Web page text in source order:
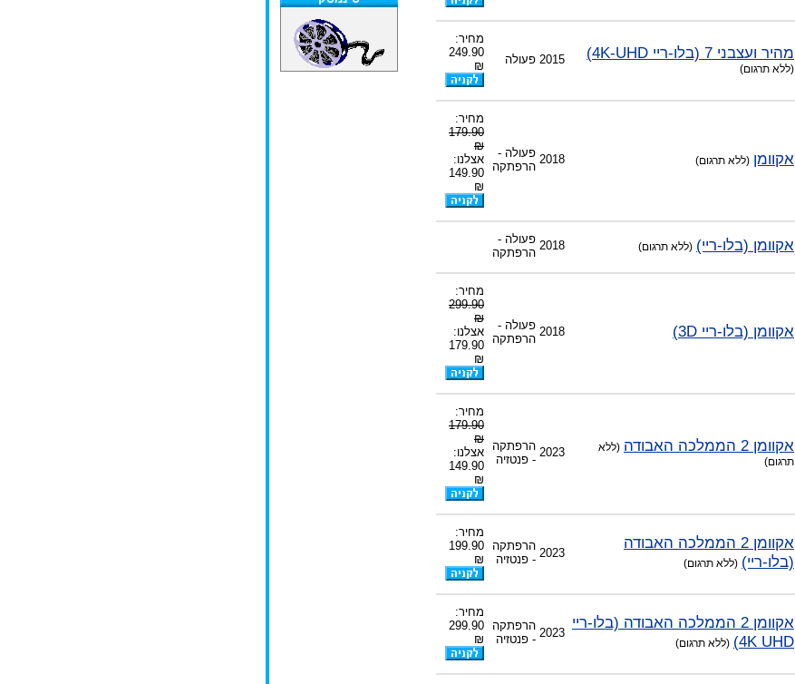
מהיר ועצבני 7 (בלו-ריי 4K-UHD)
(ללא תרגום)
2015 פעולה
מחיר:
249.90
₪
אקוומן (ללא תרגום) 2018 פעולה -
הרפתקה
מחיר:
179.90
₪
אצלנו:
149.90
₪
אקוומן (בלו-ריי) (ללא תרגום) 2018 פעולה -
הרפתקה
אקוומן (בלו-ריי 3D) 2018 פעולה -
הרפתקה
מחיר:
299.90
₪
אצלנו:
179.90
₪
אקוומן 2 הממלכה האבודה
(ללא
תרגום)
2023 הרפתקה
- פנטזיה
מחיר:
179.90
₪
אצלנו:
149.90
₪
אקוומן 2 הממלכה האבודה
(בלו-ריי) (ללא תרגום)
2023
הרפתקה
- פנטזיה
מחיר:
199.90
₪
אקוומן 2 הממלכה האבודה (בלו-ריי
4K UHD)
(ללא תרגום)
2023
הרפתקה
- פנטזיה
מחיר:
299.90
₪